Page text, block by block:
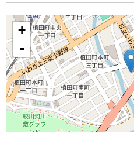
+
-